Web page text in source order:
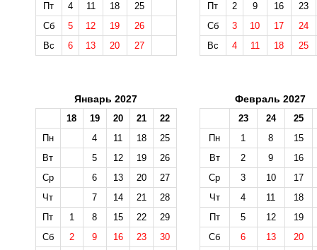
Пт
4 11 18
25
Сб
5 12 19
26
Вс
6 13 20 27
Пт
2 9 16
23
Сб
3 10 17
24
Вс
4 11 18 25
Январь 2027
18 19 20 21
22
Пн
4 11 18
25
Вт
5 12 19
26
Ср
6 13 20
27
Чт
7 14 21
28
Пт
1 8 15 22
29
Сб
2 9 16 23
30
Февраль 2027
23 24
25
Пн
1 8
15
Вт
2 9
16
Ср
3 10
17
Чт
4 11
18
Пт
5 12
19
Сб
6 13
20